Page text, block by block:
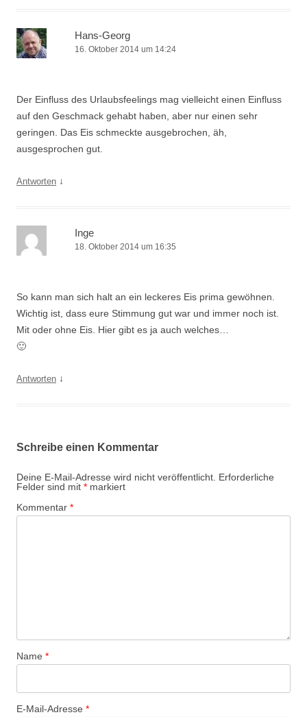
Hans-Georg
16. Oktober 2014 um 14:24
Der Einfluss des Urlaubsfeelings mag vielleicht einen Einfluss
auf den Geschmack gehabt haben, aber nur einen sehr
geringen. Das Eis schmeckte ausgebrochen, äh,
ausgesprochen gut.
Antworten ↓
Inge
18. Oktober 2014 um 16:35
So kann man sich halt an ein leckeres Eis prima gewöhnen.
Wichtig ist, dass eure Stimmung gut war und immer noch ist.
Mit oder ohne Eis. Hier gibt es ja auch welches…
🙂
Antworten ↓
Schreibe einen Kommentar
Deine E-Mail-Adresse wird nicht veröffentlicht. Erforderliche
Felder sind mit * markiert
Kommentar *
Name *
E-Mail-Adresse *